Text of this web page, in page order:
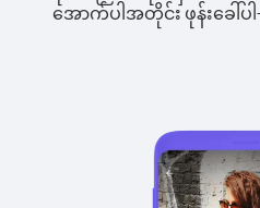
အောက်ပါအတိုင်း ဖုန်းခေါ်ပါ